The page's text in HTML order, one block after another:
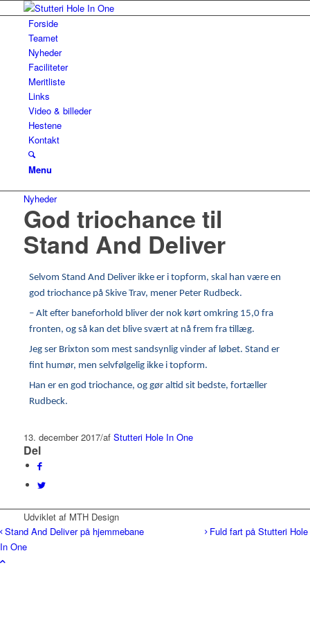
Forside
Teamet
Nyheder
Faciliteter
Meritliste
Links
Video & billeder
Hestene
Kontakt
Menu
Nyheder
God triochance til
Stand And Deliver
Selvom Stand And Deliver ikke er i topform, skal han være en
god triochance på Skive Trav, mener Peter Rudbeck.
– Alt efter baneforhold bliver der nok kørt omkring 15,0 fra
fronten, og så kan det blive svært at nå frem fra tillæg.
Jeg ser Brixton som mest sandsynlig vinder af løbet. Stand er
fint humør, men selvfølgelig ikke i topform.
Han er en god triochance, og gør altid sit bedste, fortæller
Rudbeck.
13. december 2017/af Stutteri Hole In One
Del
Udviklet af MTH Design
Stand And Deliver på hjemmebane
Fuld fart på Stutteri Hole
In One